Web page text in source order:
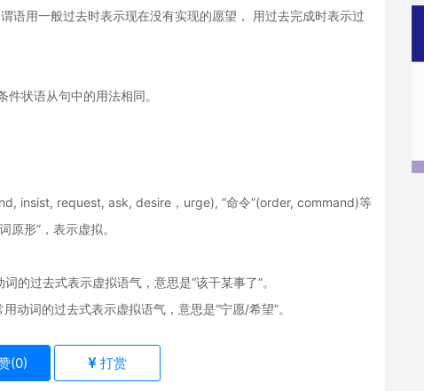
谓语用一般过去时表示现在没有实现的愿望， 用过去完成时表示过
件状语从句中的用法相同。
insist, request, ask, desire，urge), “命令”(order, command)等
形”，表示虚拟。
过去式表示虚拟语气，意思是“该干某事了”。
词的过去式表示虚拟语气，意思是“宁愿/希望”。
(0) 打赏